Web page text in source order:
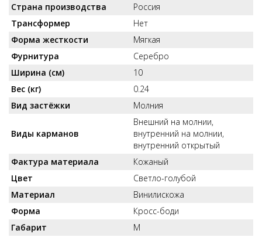
Страна производства
Россия
Трансформер
Нет
Форма жесткости
Мягкая
Фурнитура
Серебро
Ширина (см)
10
Вес (кг)
0.24
Вид застёжки
Молния
Виды карманов
Внешний на молнии,
внутренний на молнии,
внутренний открытый
Фактура материала
Кожаный
Цвет
Светло-голубой
Материал
Винилискожа
Форма
Кросс-боди
Габарит
M